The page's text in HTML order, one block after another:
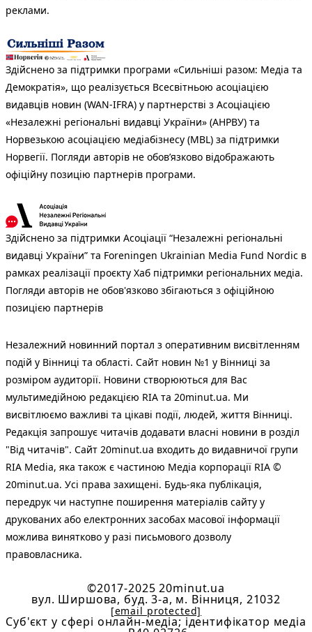
реклами.
Здійснено за підтримки програми «Сильніші разом: Медіа та
Демократія», що реалізується Всесвітньою асоціацією
видавців новин (WAN-IFRA) у партнерстві з Асоціацією
«Незалежні регіональні видавці України» (АНРВУ) та
Норвезькою асоціацією медіабізнесу (MBL) за підтримки
Норвегії. Погляди авторів не обов’язково відображають
офіційну позицію партнерів програми.
Здійснено за підтримки Асоціації “Незалежні регіональні
видавці України” та Foreningen Ukrainian Media Fund Nordic в
рамках реалізації проєкту Хаб підтримки регіональних медіа.
Погляди авторів не обов'язково збігаються з офіційною
позицією партнерів
Незалежний новинний портал з оперативним висвітленням
подій у Вінниці та області. Сайт новин №1 у Вінниці за
розміром аудиторії. Новини створюються для Вас
мультимедійною редакцією RIA та 20minut.ua. Ми
висвітлюємо важливі та цікаві події, людей, життя Вінниці.
Редакція запрошує читачів додавати власні новини в розділ
"Від читачів". Сайт 20minut.ua входить до видавничої групи
RIA Media, яка також є частиною Медіа корпорації RIA ©
20minut.ua. Усі права захищені. Будь-яка публiкацiя,
передрук чи наступне поширення матеріалів сайту у
друкованих або електронних засобах масової інформації
можлива винятково у разі письмового дозволу
правовласника.
©2017-2025 20minut.ua
вул. Ширшова, буд. 3-а, м. Вінниця, 21032
[email protected]
Cуб'єкт у сфері онлайн-медіа; ідентифікатор медіа